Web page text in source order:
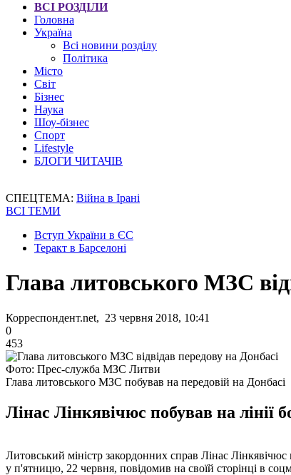
ВСІ РОЗДІЛИ
Головна
Україна
Всі новини розділу
Політика
Місто
Світ
Бізнес
Наука
Шоу-бізнес
Спорт
Lifestyle
БЛОГИ ЧИТАЧІВ
СПЕЦТЕМА: Війна в Ірані
ВСІ ТЕМИ
Вступ України в ЄС
Теракт в Барселоні
Глава литовського МЗС
Корреспондент.net, 23 червня 2018, 10:41
0
453
Фото: Прес-служба МЗС Литви
Глава литовського МЗС побував на передовій на Донбасі
Лінас Лінкявічюс побував на лінії
Литовський міністр закордонних справ Лінас
у п'ятницю, 22 червня, повідомив на своїй сторінці в